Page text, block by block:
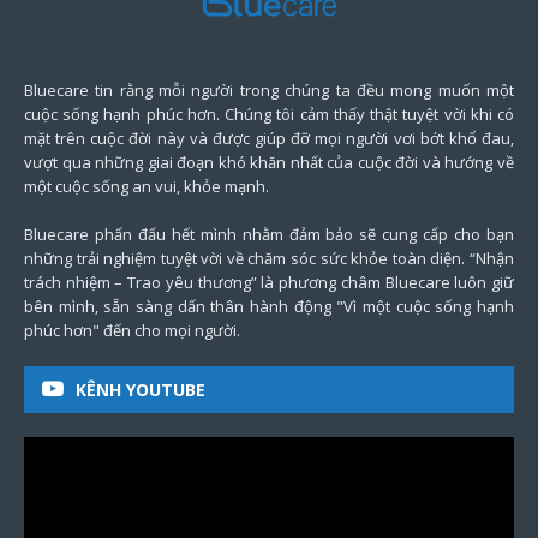
Bluecare tin rằng mỗi người trong chúng ta đều mong muốn một
cuộc sống hạnh phúc hơn. Chúng tôi cảm thấy thật tuyệt vời khi có
mặt trên cuộc đời này và được giúp đỡ mọi người vơi bớt khổ đau,
vượt qua những giai đoạn khó khăn nhất của cuộc đời và hướng về
một cuộc sống an vui, khỏe mạnh.
Bluecare phấn đấu hết mình nhằm đảm bảo sẽ cung cấp cho bạn
những trải nghiệm tuyệt vời về chăm sóc sức khỏe toàn diện. “Nhận
trách nhiệm – Trao yêu thương” là phương châm Bluecare luôn giữ
bên mình, sẵn sàng dấn thân hành động "Vì một cuộc sống hạnh
phúc hơn" đến cho mọi người.
KÊNH YOUTUBE